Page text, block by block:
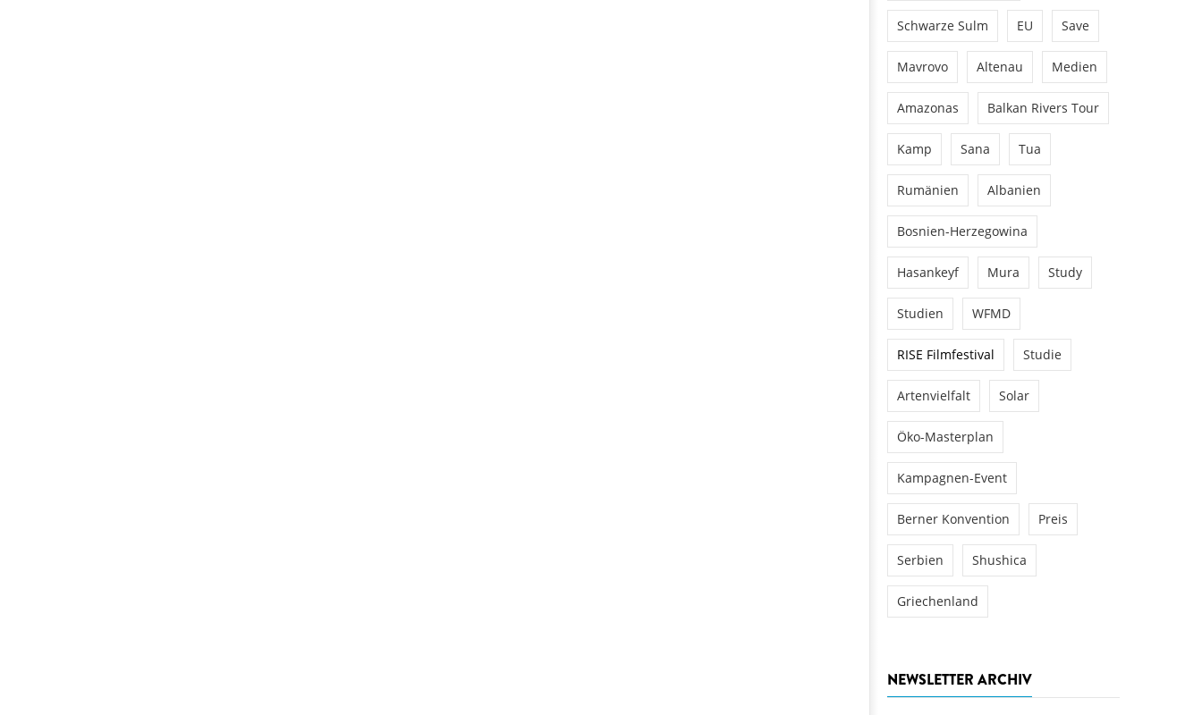
Schwarze Sulm EU Save
Mavrovo Altenau Medien
Amazonas Balkan Rivers Tour
Kamp Sana Tua
Rumänien Albanien
Bosnien-Herzegowina
Hasankeyf Mura Study
Studien WFMD
RISE Filmfestival Studie
Artenvielfalt Solar
Öko-Masterplan
Kampagnen-Event
Berner Konvention Preis
Serbien Shushica
Griechenland
NEWSLETTER ARCHIV